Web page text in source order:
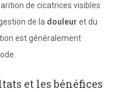
de cicatrices visibles
de la douleur et du
est généralement
et les bénéfices